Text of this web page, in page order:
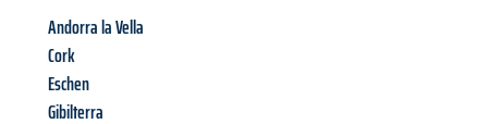
Andorra la Vella
Cork
Eschen
Gibilterra